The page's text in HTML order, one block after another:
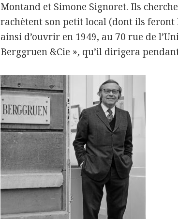
Montand et Simone Signoret. Ils
rachètent son petit local (dont ils
ainsi d’ouvrir en 1949, au 70 rue de
Berggruen &Cie », qu’il dirigera